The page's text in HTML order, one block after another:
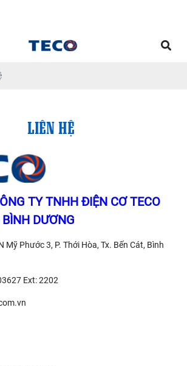
LIÊN HỆ
TY TNHH ĐIỆN CƠ TECO
DƯƠNG
Mỹ Phước 3, P. Thới Hòa, Tx. Bến Cát, Bình
Ext: 2202